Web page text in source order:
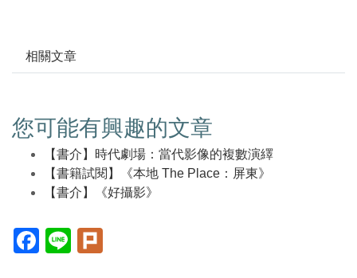
相關文章
您可能有興趣的文章
【書介】時代劇場：當代影像的複數演繹
【書籍試閱】《本地 The Place：屏東》
【書介】《好攝影》
Facebook(另
開
Line(另
開